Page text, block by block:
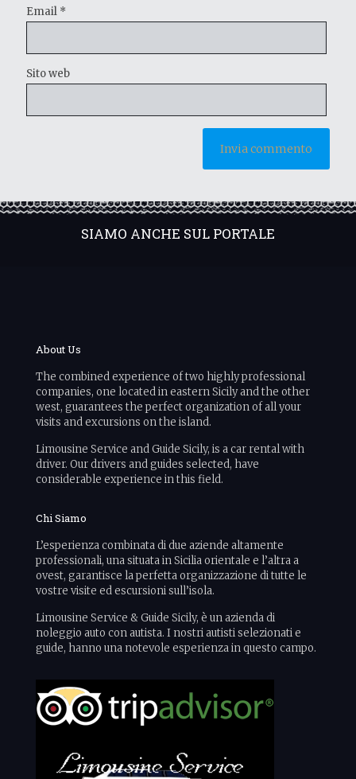
Email *
Sito web
SIAMO ANCHE SUL PORTALE
About Us
The combined experience of two highly professional
companies, one located in eastern Sicily and the other
west, guarantees the perfect organization of all your
visits and excursions on the island.
Limousine Service and Guide Sicily, is a car rental with
driver. Our drivers and guides selected, have
considerable experience in this field.
Chi Siamo
L’esperienza combinata di due aziende altamente
professionali, una situata in Sicilia orientale e l’altra a
ovest, garantisce la perfetta organizzazione di tutte le
vostre visite ed escursioni sull’isola.
Limousine Service & Guide Sicily, è un azienda di
noleggio auto con autista. I nostri autisti selezionati e
guide, hanno una notevole esperienza in questo campo.